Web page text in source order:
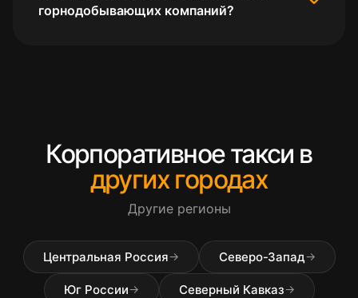
горнодобывающих компаний?
Корпоративное такси в
других городах
Другие регионы
Центральная Россия→ Северо-Запад→
Юг России→ Северный Кавказ→